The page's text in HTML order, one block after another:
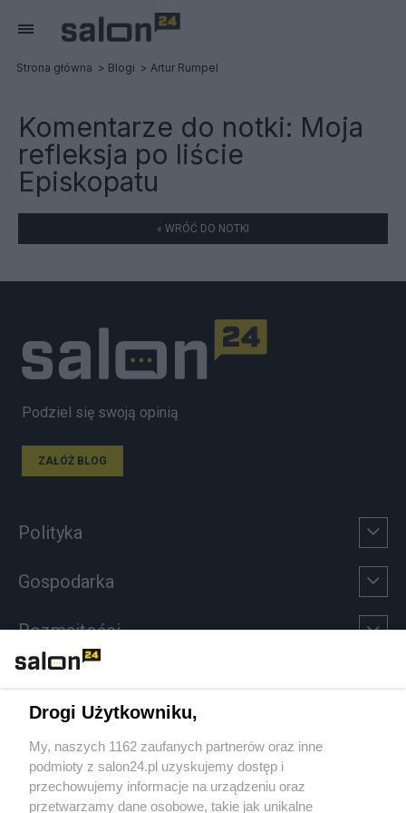
Strona główna Blogi Artur Rumpel
Komentarze do notki: Moja
refleksja po liście
Episkopatu
« WRÓĆ DO NOTKI
Podziel się swoją opinią
ZAŁÓŻ BLOG
Polityka
Gospodarka
Rozmaitości
Sport
Społeczeństwo
Drogi Użytkowniku,
My, naszych 1162 zaufanych partnerów oraz inne
podmioty z salon24.pl uzyskujemy dostęp i
przechowujemy informacje na urządzeniu oraz
przetwarzamy dane osobowe, takie jak unikalne